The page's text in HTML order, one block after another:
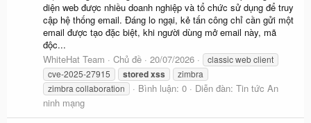
diện web được nhiều doanh nghiệp và tổ chức sử dụng để truy
cập hệ thống email. Đáng lo ngại, kẻ tấn công chỉ cần gửi một
email được tạo đặc biệt, khi người dùng mở email này, mã
độc...
WhiteHat Team
Chủ đề 20/07/2026
classic web client
cve-2025-27915
storedxss
zimbra
zimbra collaboration
Bình luận: 0 Diễn đàn: Tin tức An
ninh mạng